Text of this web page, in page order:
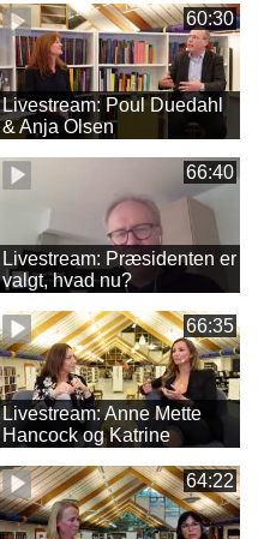
60:30
Livestream: Poul Duedahl
& Anja Olsen
66:40
Livestream: Præsidenten er
valgt, hvad nu?
66:35
Livestream: Anne Mette
Hancock og Katrine
64:22